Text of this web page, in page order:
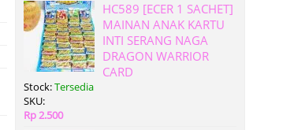
HC589 [ECER 1 SACHET]
MAINAN ANAK KARTU
INTI SERANG NAGA
DRAGON WARRIOR
CARD
Stock:Tersedia
SKU:
Rp 2.500